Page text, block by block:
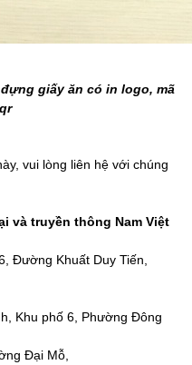
giấy ăn có in logo, mã
vui lòng liên hệ với chúng
và truyền thông Nam Việt
Đường Khuất Duy Tiến,
Khu phố 6, Phường Đông
Đại Mỗ,